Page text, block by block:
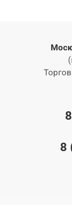
8